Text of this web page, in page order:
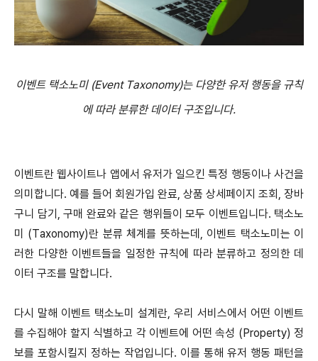
이벤트 택소노미 (Event Taxonomy)는 다양한 유저 행동을 규칙
에 따라 분류한 데이터 구조입니다.
이벤트란 웹사이트나 앱에서 유저가 일으킨 특정 행동이나 사건을
의미합니다. 예를 들어 회원가입 완료, 상품 상세페이지 조회, 장바
구니 담기, 구매 완료와 같은 행위들이 모두 이벤트입니다. 택소노
미 (Taxonomy)란 분류 체계를 뜻하는데, 이벤트 택소노미는 이
러한 다양한 이벤트들을 일정한 규칙에 따라 분류하고 정의한 데
이터 구조를 말합니다.
다시 말해 이벤트 택소노미 설계란, 우리 서비스에서 어떤 이벤트
를 수집해야 할지 식별하고 각 이벤트에 어떤 속성 (Property) 정
보를 포함시킬지 정하는 작업입니다. 이를 통해 유저 행동 패턴을